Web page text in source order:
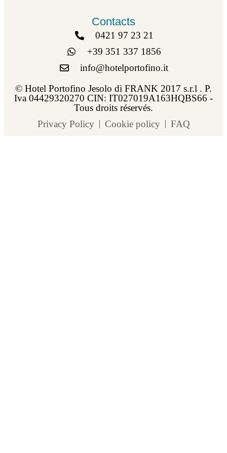
Contacts
0421 97 23 21
+39 351 337 1856
info@hotelportofino.it
© Hotel Portofino Jesolo di FRANK 2017 s.r.l . P.
Iva 04429320270 CIN: IT027019A163HQBS66 -
Tous droits réservés.
Privacy Policy
Cookie policy FAQ